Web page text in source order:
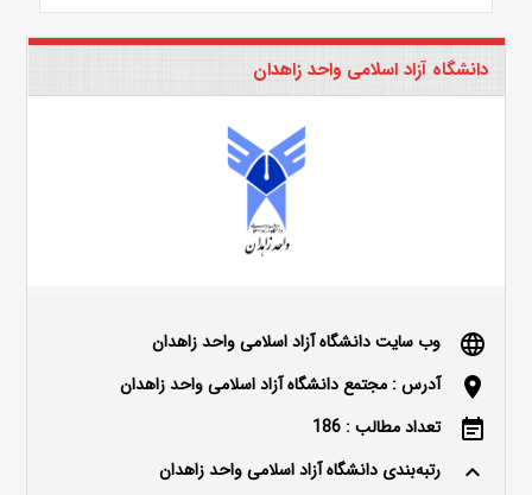
دانشگاه آزاد اسلامی واحد زاهدان
language وب سایت دانشگاه آزاد اسلامی واحد زاهدان
location_on آدرس : مجتمع دانشگاه آزاد اسلامی واحد زاهدان
event_note تعداد مطالب : 186
keyboard_arrow_up رتبه‌بندی دانشگاه آزاد اسلامی واحد زاهدان